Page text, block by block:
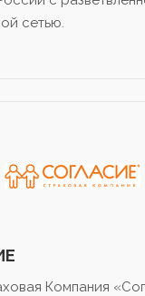
сетью.
Компания